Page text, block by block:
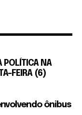
POLÍTICA NA
FEIRA (6)
ônibus